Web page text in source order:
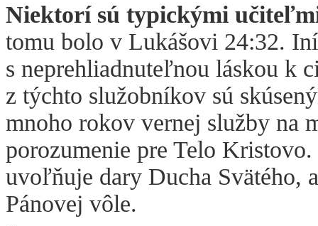
Niektorí sú typickými
tomu bolo v Lukášovi 24:32.
s neprehliadnuteľnou láskou k
z týchto služobníkov sú
mnoho rokov vernej služby na
porozumenie pre Telo
uvoľňuje dary Ducha Svätého,
Pánovej vôle.